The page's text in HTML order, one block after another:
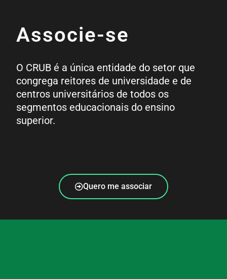
Associe-se
O CRUB é a única entidade do setor que
congrega reitores de universidade e de
centros universitários de todos os
segmentos educacionais do ensino
superior.
Quero me associar